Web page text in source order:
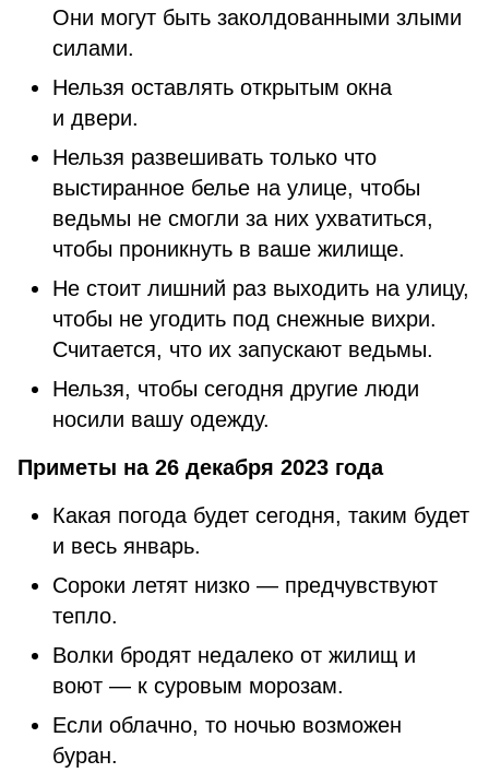
Они могут быть заколдованными злыми
силами.
Нельзя оставлять открытым окна
и двери.
Нельзя развешивать только что
выстиранное белье на улице, чтобы
ведьмы не смогли за них ухватиться,
чтобы проникнуть в ваше жилище.
Не стоит лишний раз выходить на улицу,
чтобы не угодить под снежные вихри.
Считается, что их запускают ведьмы.
Нельзя, чтобы сегодня другие люди
носили вашу одежду.
Приметы на 26 декабря 2023 года
Какая погода будет сегодня, таким будет
и весь январь.
Сороки летят низко — предчувствуют
тепло.
Волки бродят недалеко от жилищ и
воют — к суровым морозам.
Если облачно, то ночью возможен
буран.